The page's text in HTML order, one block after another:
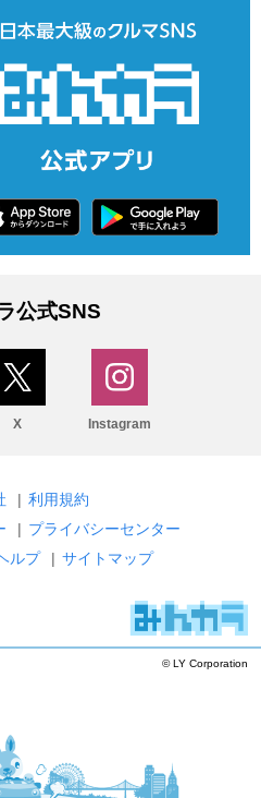
公式SNS
X Instagram
| 利用規約
| プライバシーセンター
ルプ | サイトマップ
© LY Corporation